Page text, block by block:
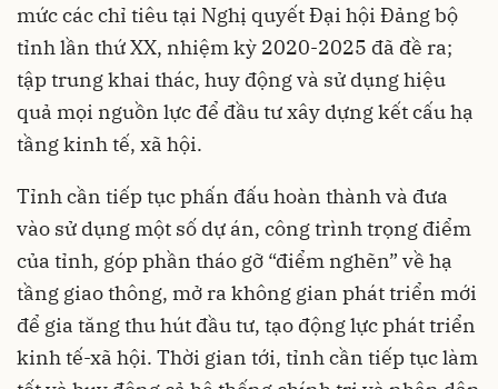
mức các chỉ tiêu tại Nghị quyết Đại hội Đảng bộ
tỉnh lần thứ XX, nhiệm kỳ 2020-2025 đã đề ra;
tập trung khai thác, huy động và sử dụng hiệu
quả mọi nguồn lực để đầu tư xây dựng kết cấu hạ
tầng kinh tế, xã hội.
Tỉnh cần tiếp tục phấn đấu hoàn thành và đưa
vào sử dụng một số dự án, công trình trọng điểm
của tỉnh, góp phần tháo gỡ “điểm nghẽn” về hạ
tầng giao thông, mở ra không gian phát triển mới
để gia tăng thu hút đầu tư, tạo động lực phát triển
kinh tế-xã hội. Thời gian tới, tỉnh cần tiếp tục làm